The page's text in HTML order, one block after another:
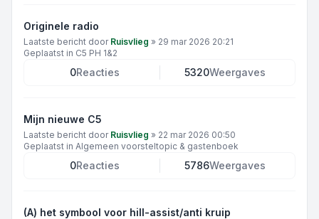
Originele radio
Laatste bericht door Ruisvlieg » 29 mar 2026 20:21
Geplaatst in C5 PH 1&2
0Reacties 5320Weergaves
Mijn nieuwe C5
Laatste bericht door Ruisvlieg » 22 mar 2026 00:50
Geplaatst in Algemeen voorsteltopic & gastenboek
0Reacties 5786Weergaves
(A) het symbool voor hill-assist/anti kruip